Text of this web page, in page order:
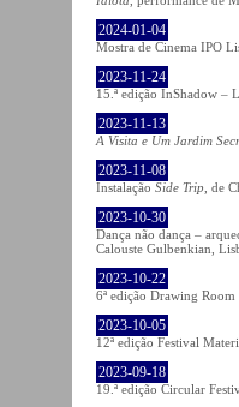
2024-01-04
Mostra de Cinema IPO
2023-11-24
15.ª edição InShadow –
2023-11-13
A Visita e Um Jardim
2023-11-08
Instalação Side Trip , de
2023-10-30
Dança não dança –
Calouste Gulbenkian,
2023-10-22
6ª edição Drawing
2023-10-05
12ª edição Festival
2023-09-18
19.ª edição Circular